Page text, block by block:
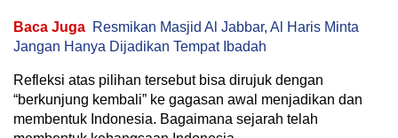
Baca Juga Resmikan Masjid Al Jabbar, Al Haris Minta
Jangan Hanya Dijadikan Tempat Ibadah
Refleksi atas pilihan tersebut bisa dirujuk dengan
“berkunjung kembali” ke gagasan awal menjadikan dan
membentuk Indonesia. Bagaimana sejarah telah